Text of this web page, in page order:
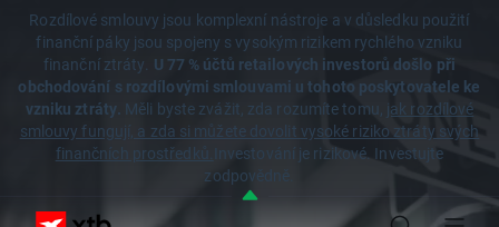
Rozdílové smlouvy jsou komplexní nástroje a v důsledku použití
finanční páky jsou spojeny s vysokým rizikem rychlého vzniku
finanční ztráty. U 77 % účtů retailových investorů došlo při
obchodování s rozdílovými smlouvami u tohoto poskytovatele ke
vzniku ztráty. Měli byste zvážit, zda rozumíte tomu, jak rozdílové
smlouvy fungují, a zda si můžete dovolit vysoké riziko ztráty svých
finančních prostředků. Investování je rizikové. Investujte
zodpovědně.